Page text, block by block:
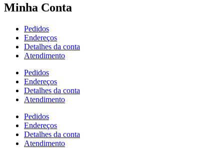
Minha Conta
Pedidos
Endereços
Detalhes da conta
Atendimento
Pedidos
Endereços
Detalhes da conta
Atendimento
Pedidos
Endereços
Detalhes da conta
Atendimento